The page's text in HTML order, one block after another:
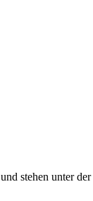
und stehen unter der